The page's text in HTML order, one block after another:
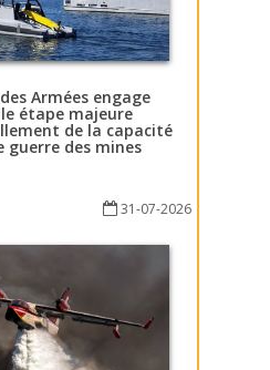
Armées engage
étape majeure
de la capacité
guerre des mines
31-07-2026